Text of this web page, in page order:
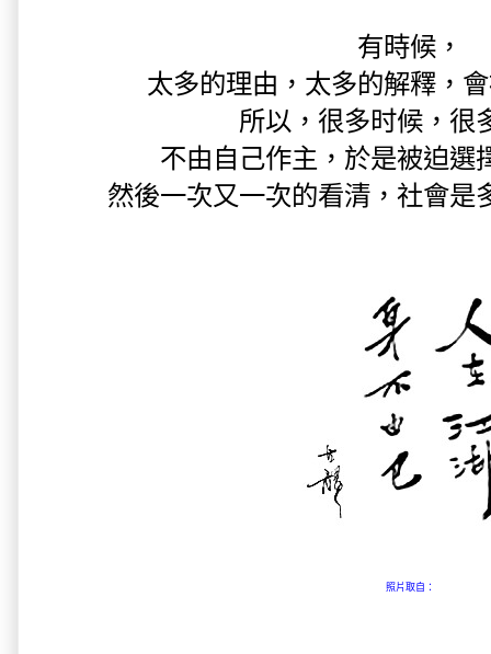
有時候，
太多的理由，太多的解釋，
所以，很多时候，很
不由自己作主，於是被迫選
然後一次又一次的看清，社會是
照片取自：